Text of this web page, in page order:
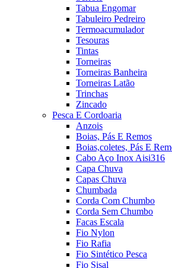
Tabua Engomar
Tabuleiro Pedreiro
Termoacumulador
Tesouras
Tintas
Torneiras
Torneiras Banheira
Torneiras Latão
Trinchas
Zincado
Pesca E Cordoaria
Anzois
Boias, Pás E Remos
Boias,coletes, Pás E
Cabo Aço Inox Aisi316
Capa Chuva
Capas Chuva
Chumbada
Corda Com Chumbo
Corda Sem Chumbo
Facas Escala
Fio Nylon
Fio Rafia
Fio Sintético Pesca
Fio Sisal